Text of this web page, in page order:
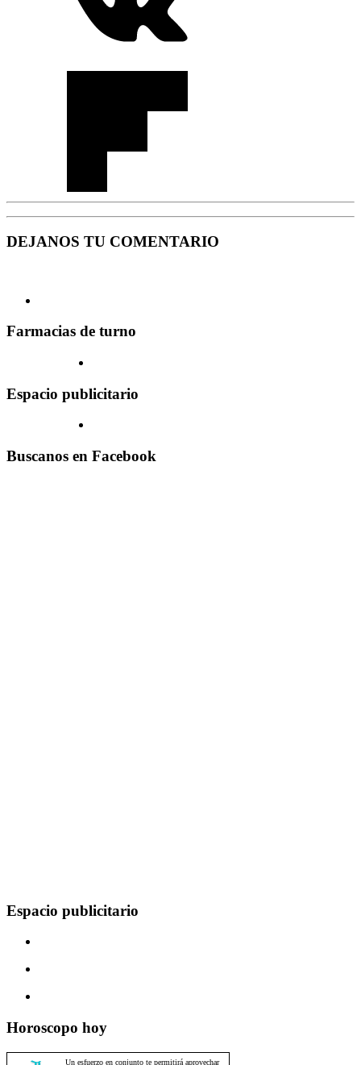
DEJANOS TU COMENTARIO
Farmacias de turno
Espacio publicitario
Buscanos en Facebook
Espacio publicitario
Horoscopo hoy